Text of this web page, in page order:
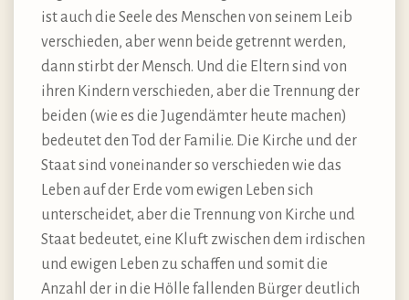
ist auch die Seele des Menschen von seinem Leib
verschieden, aber wenn beide getrennt werden,
dann stirbt der Mensch. Und die Eltern sind von
ihren Kindern verschieden, aber die Trennung der
beiden (wie es die Jugendämter heute machen)
bedeutet den Tod der Familie. Die Kirche und der
Staat sind voneinander so verschieden wie das
Leben auf der Erde vom ewigen Leben sich
unterscheidet, aber die Trennung von Kirche und
Staat bedeutet, eine Kluft zwischen dem irdischen
und ewigen Leben zu schaffen und somit die
Anzahl der in die Hölle fallenden Bürger deutlich